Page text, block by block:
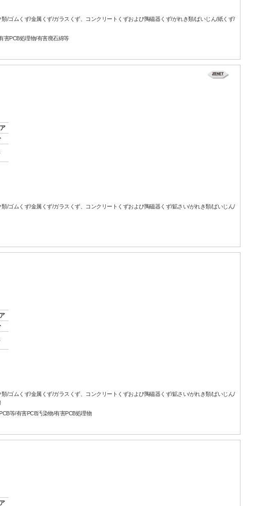
/ゴムくず/金属くず/ガラスくず、コンクリートくずおよび陶磁器くず/がれき類/ばいじん/紙くず/
害PCB処理物/有害廃石綿等
/ゴムくず/金属くず/ガラスくず、コンクリートくずおよび陶磁器くず/鉱さい/がれき類/ばいじん/
/ゴムくず/金属くず/ガラスくず、コンクリートくずおよび陶磁器くず/鉱さい/がれき類/ばいじん/
等/有害PCB汚染物/有害PCB処理物